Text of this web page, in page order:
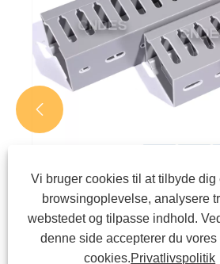
Hvorfor er slidsede PVC-
smart valg til moderne

Vi bruger cookies til at tilbyde dig
browsingoplevelse, analysere
webstedet og tilpasse indhold.
denne side accepterer du vores
cookies.Privatlivspolitik